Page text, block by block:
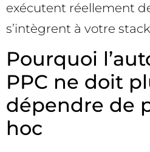
exécutent réellement
s’intègrent à votre
Pourquoi
PPC ne doit
dépendre de
hoc